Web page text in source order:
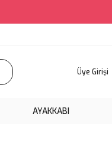
Üye Girişi
AYAKKABI